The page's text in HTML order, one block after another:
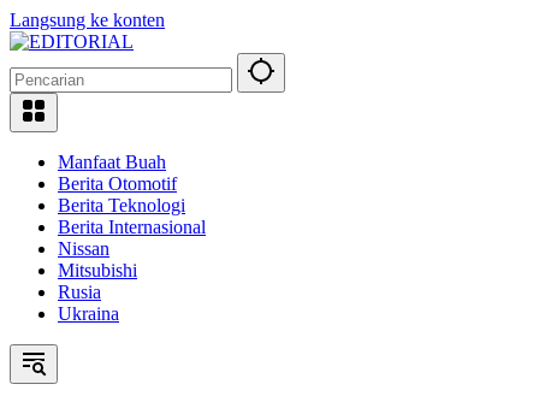
Langsung ke konten
Manfaat Buah
Berita Otomotif
Berita Teknologi
Berita Internasional
Nissan
Mitsubishi
Rusia
Ukraina